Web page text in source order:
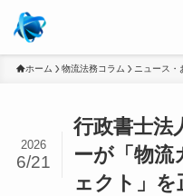
ホーム 物流法務コラム ニュース・
行政書士法
ーが「物流
ェクト」を
2026
6/21